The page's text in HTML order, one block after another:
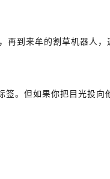
再到来牟的割草机器人
签。但如果你把目光投